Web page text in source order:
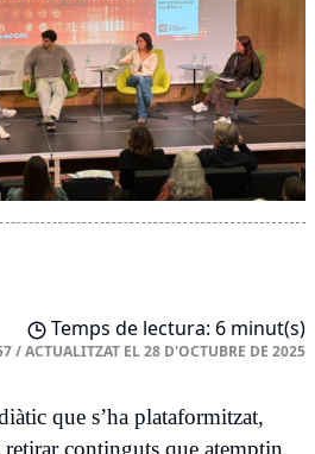
Temps de lectura: 6 minut(s)
/ACTUALITZAT EL28 D'OCTUBRE DE 2025
que s’ha plataformitzat,
continguts que atemptin